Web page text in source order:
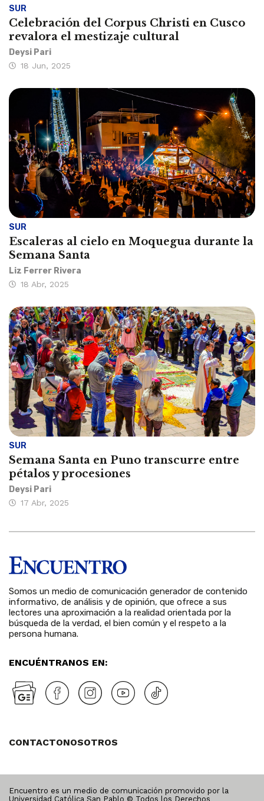
SUR
Celebración del Corpus Christi en Cusco
revalora el mestizaje cultural
Deysi Pari
18 Jun, 2025
SUR
Escaleras al cielo en Moquegua durante la
Semana Santa
Liz Ferrer Rivera
18 Abr, 2025
SUR
Semana Santa en Puno transcurre entre
pétalos y procesiones
Deysi Pari
17 Abr, 2025
Somos un medio de comunicación generador de contenido
informativo, de análisis y de opinión, que ofrece a sus
lectores una aproximación a la realidad orientada por la
búsqueda de la verdad, el bien común y el respeto a la
persona humana.
ENCUÉNTRANOS EN:
CONTACTONOSOTROS
Encuentro es un medio de comunicación promovido por la
Universidad Católica San Pablo © Todos los Derechos